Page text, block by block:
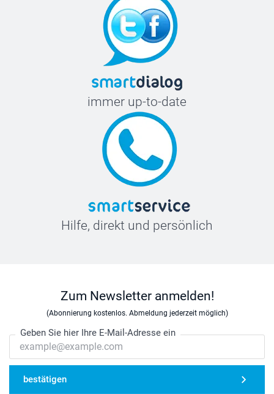
immer up-to-date
Hilfe, direkt und persönlich
Zum Newsletter anmelden!
(Abonnierung kostenlos. Abmeldung jederzeit möglich)
Geben Sie hier Ihre E-Mail-Adresse ein
bestätigen